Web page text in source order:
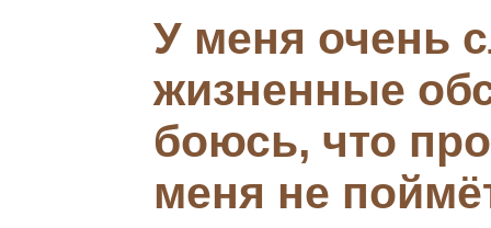
У меня очень
жизненные
боюсь, что
меня не